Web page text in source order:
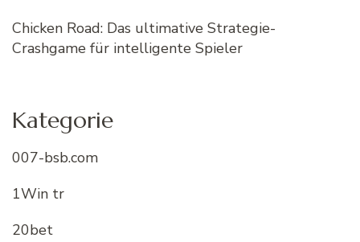
Chicken Road: Das ultimative Strategie-
Crashgame für intelligente Spieler
Kategorie
007-bsb.com
1Win tr
20bet